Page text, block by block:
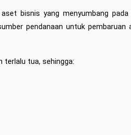
bisnis yang menyumbang
pendanaan untuk
terlalu tua, sehingga: